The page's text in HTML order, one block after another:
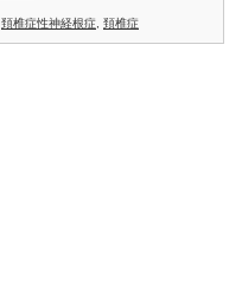
頚椎症性神経根症 頚椎症